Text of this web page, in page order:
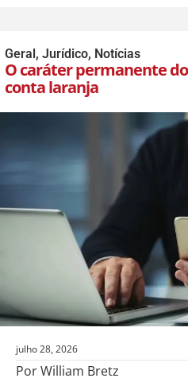
Geral, Jurídico, Notícias
O caráter permanente
conta laranja
julho 28, 2026
Por William Bretz